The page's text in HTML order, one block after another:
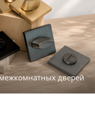
дверей